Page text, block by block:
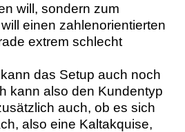
will, sondern zum
einen zahlenorientierten
extrem schlecht
das Setup auch noch
kann also den Kundentyp
auch, ob es sich
also eine Kaltakquise,